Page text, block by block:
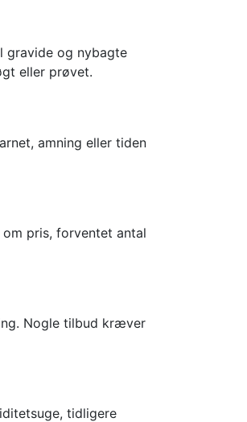
gravide og nybagte
eller prøvet.
amning eller tiden
pris, forventet antal
Nogle tilbud kræver
tidligere